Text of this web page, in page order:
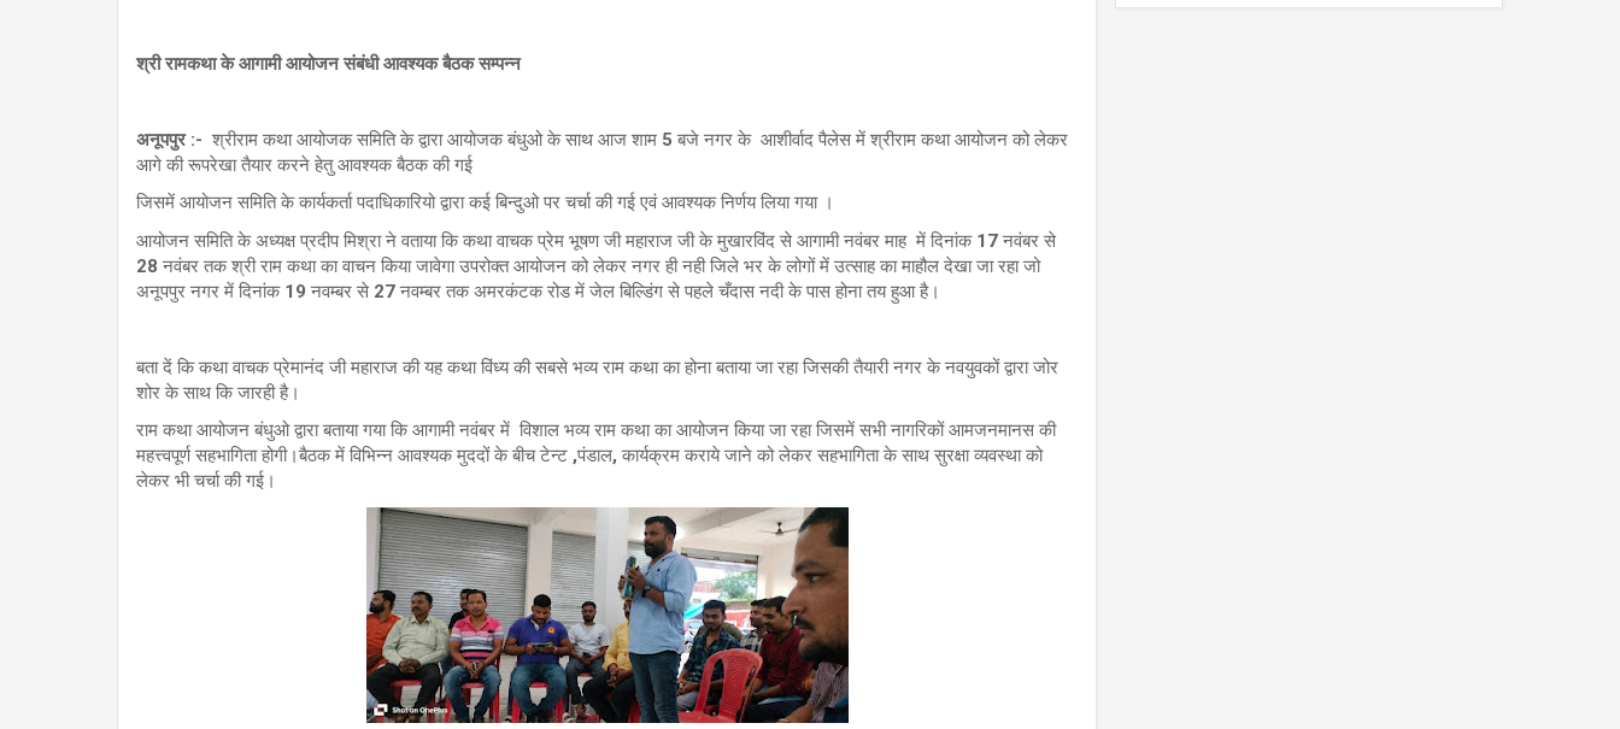
श्री रामकथा के आगामी आयोजन संबंधी आवश्यक बैठक सम्पन्न
अनूपपुर :- श्रीराम कथा आयोजक समिति के द्वारा आयोजक बंधुओ के साथ आज शाम 5 बजे नगर के आशीर्वाद पैलेस में श्रीराम कथा आयोजन को लेकर
आगे की रूपरेखा तैयार करने हेतु आवश्यक बैठक की गई
जिसमें आयोजन समिति के कार्यकर्ता पदाधिकारियो द्वारा कई बिन्दुओ पर चर्चा की गई एवं आवश्यक निर्णय लिया गया ।
आयोजन समिति के अध्यक्ष प्रदीप मिश्रा ने वताया कि कथा वाचक प्रेम भूषण जी महाराज जी के मुखारविंद से आगामी नवंबर माह में दिनांक 17 नवंबर से
28 नवंबर तक श्री राम कथा का वाचन किया जावेगा उपरोक्त आयोजन को लेकर नगर ही नही जिले भर के लोगों में उत्साह का माहौल देखा जा रहा जो
अनूपपुर नगर में दिनांक 19 नवम्बर से 27 नवम्बर तक अमरकंटक रोड में जेल बिल्डिंग से पहले चँदास नदी के पास होना तय हुआ है।
बता दें कि कथा वाचक प्रेमानंद जी महाराज की यह कथा विंध्य की सबसे भव्य राम कथा का होना बताया जा रहा जिसकी तैयारी नगर के नवयुवकों द्वारा जोर
शोर के साथ कि जारही है।
राम कथा आयोजन बंधुओ द्वारा बताया गया कि आगामी नवंबर में विशाल भव्य राम कथा का आयोजन किया जा रहा जिसमें सभी नागरिकों आमजनमानस की
महत्त्वपूर्ण सहभागिता होगी।बैठक में विभिन्न आवश्यक मुददों के बीच टेन्ट ,पंडाल, कार्यक्रम कराये जाने को लेकर सहभागिता के साथ सुरक्षा व्यवस्था को
लेकर भी चर्चा की गई।